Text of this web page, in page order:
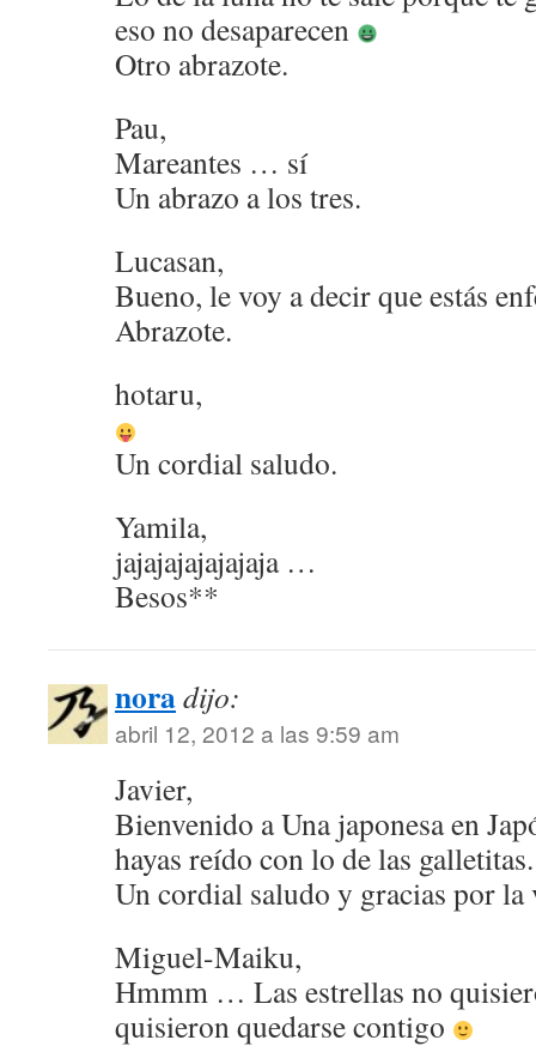
eso no desaparecen
Otro abrazote.
Pau,
Mareantes … sí
Un abrazo a los tres.
Lucasan,
Bueno, le voy a decir que estás
Abrazote.
hotaru,
Un cordial saludo.
Yamila,
jajajajajajajaja …
Besos**
noradijo:
abril 12, 2012 a las 9:59 am
Javier,
Bienvenido a Una japonesa en
hayas reído con lo de las galletitas.
Un cordial saludo y gracias por la
Miguel-Maiku,
Hmmm … Las estrellas no
quisieron quedarse contigo